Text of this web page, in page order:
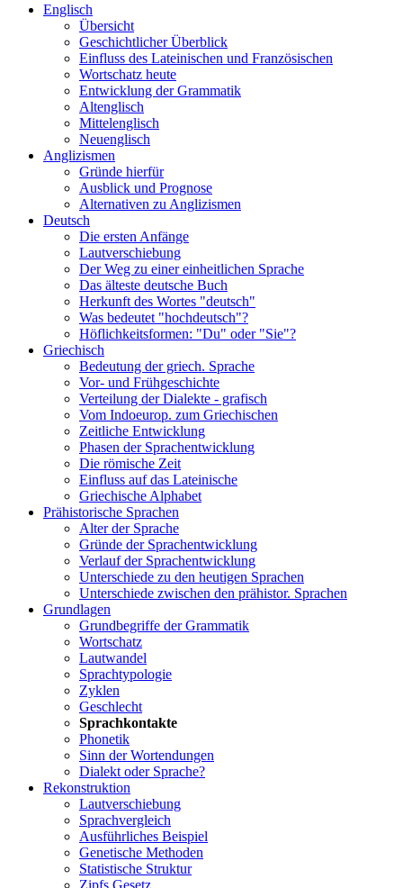
Englisch
Übersicht
Geschichtlicher Überblick
Einfluss des Lateinischen und Französischen
Wortschatz heute
Entwicklung der Grammatik
Altenglisch
Mittelenglisch
Neuenglisch
Anglizismen
Gründe hierfür
Ausblick und Prognose
Alternativen zu Anglizismen
Deutsch
Die ersten Anfänge
Lautverschiebung
Der Weg zu einer einheitlichen Sprache
Das älteste deutsche Buch
Herkunft des Wortes "deutsch"
Was bedeutet "hochdeutsch"?
Höflichkeitsformen: "Du" oder "Sie"?
Griechisch
Bedeutung der griech. Sprache
Vor- und Frühgeschichte
Verteilung der Dialekte - grafisch
Vom Indoeurop. zum Griechischen
Zeitliche Entwicklung
Phasen der Sprachentwicklung
Die römische Zeit
Einfluss auf das Lateinische
Griechische Alphabet
Prähistorische Sprachen
Alter der Sprache
Gründe der Sprachentwicklung
Verlauf der Sprachentwicklung
Unterschiede zu den heutigen Sprachen
Unterschiede zwischen den prähistor. Sprachen
Grundlagen
Grundbegriffe der Grammatik
Wortschatz
Lautwandel
Sprachtypologie
Zyklen
Geschlecht
Sprachkontakte
Phonetik
Sinn der Wortendungen
Dialekt oder Sprache?
Rekonstruktion
Lautverschiebung
Sprachvergleich
Ausführliches Beispiel
Genetische Methoden
Statistische Struktur
Zipfs Gesetz